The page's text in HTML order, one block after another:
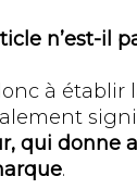
n’est-il
à
qui donne
.